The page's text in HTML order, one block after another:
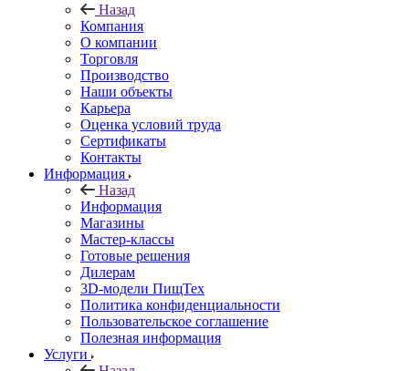
Назад
Компания
О компании
Торговля
Производство
Наши объекты
Карьера
Оценка условий труда
Сертификаты
Контакты
Информация
Назад
Информация
Магазины
Мастер-классы
Готовые решения
Дилерам
3D-модели ПищТех
Политика конфиденциальности
Пользовательское соглашение
Полезная информация
Услуги